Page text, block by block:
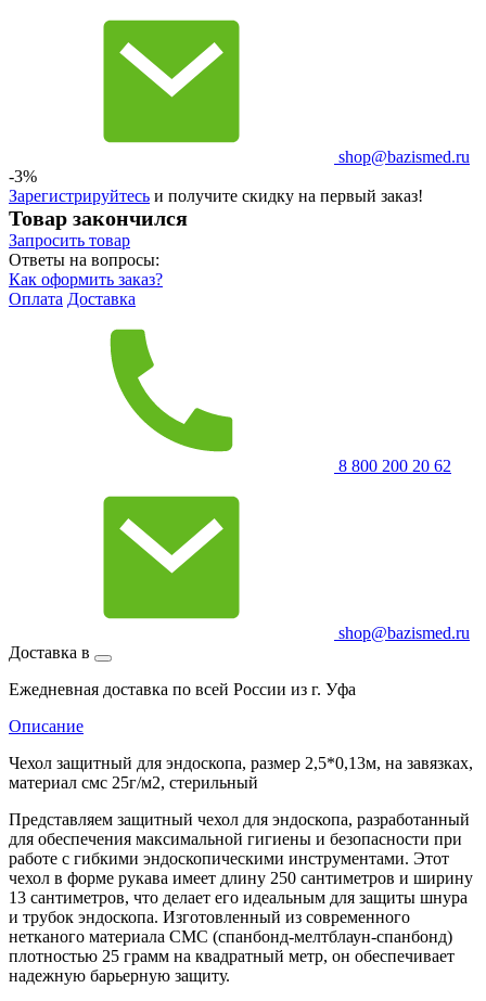
shop@bazismed.ru
-3%
Зарегистрируйтесь и получите скидку на первый заказ!
Товар закончился
Запросить товар
Ответы на вопросы:
Как оформить заказ?
Оплата Доставка
8 800 200 20 62
shop@bazismed.ru
Доставка в
Ежедневная доставка по всей России из г. Уфа
Описание
Чехол защитный для эндоскопа, размер 2,5*0,13м, на завязках,
материал смс 25г/м2, стерильный
Представляем защитный чехол для эндоскопа, разработанный
для обеспечения максимальной гигиены и безопасности при
работе с гибкими эндоскопическими инструментами. Этот
чехол в форме рукава имеет длину 250 сантиметров и ширину
13 сантиметров, что делает его идеальным для защиты шнура
и трубок эндоскопа. Изготовленный из современного
нетканого материала СМС (спанбонд-мелтблаун-спанбонд)
плотностью 25 грамм на квадратный метр, он обеспечивает
надежную барьерную защиту.